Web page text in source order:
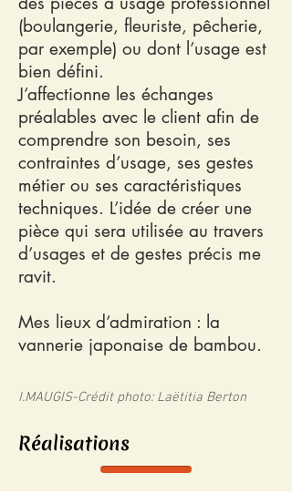
(boulangerie, fleuriste, pêcherie,
par exemple) ou dont l’usage est
bien défini.
J’affectionne les échanges
préalables avec le client afin de
comprendre son besoin, ses
contraintes d’usage, ses gestes
métier ou ses caractéristiques
techniques. L’idée de créer une
pièce qui sera utilisée au travers
d’usages et de gestes précis me
ravit.
Mes lieux d’admiration : la
vannerie japonaise de bambou.
I.MAUGIS-Crédit photo: Laëtitia Berton
Réalisations